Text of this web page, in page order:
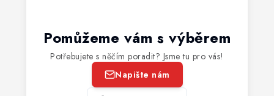
Pomůžeme vám s výběrem
Potřebujete s něčím poradit? Jsme tu pro vás!
Napište nám